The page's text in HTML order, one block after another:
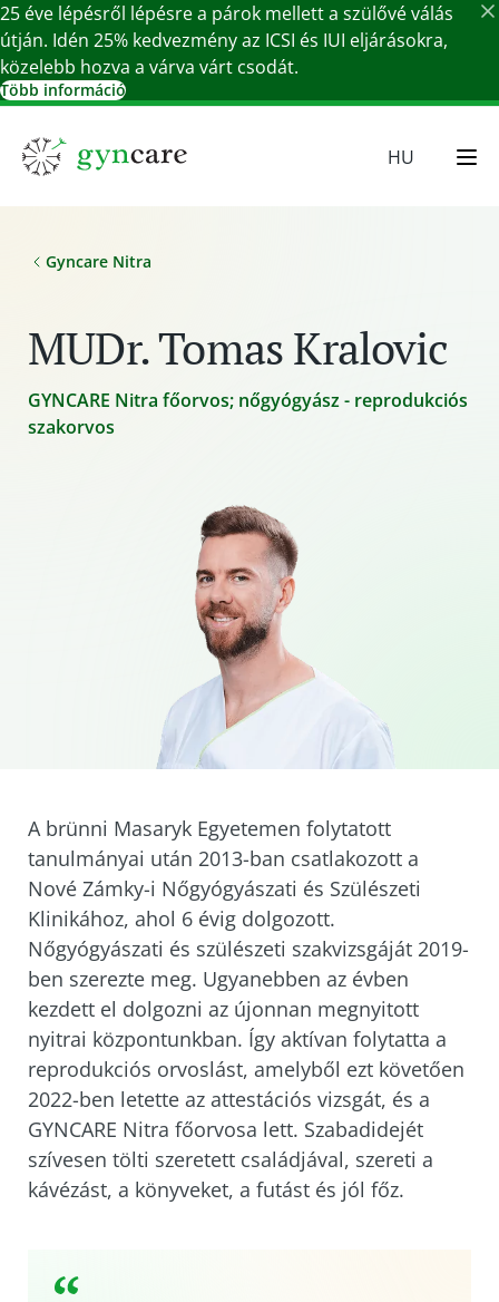
25 éve lépésről lépésre a párok mellett a szülővé válás
útján. Idén 25% kedvezmény az ICSI és IUI eljárásokra,
közelebb hozva a várva várt csodát.
Több információ
HU
Gyncare Nitra
MUDr. Tomas Kralovic
GYNCARE Nitra főorvos; nőgyógyász - reprodukciós
szakorvos
A brünni Masaryk Egyetemen folytatott
tanulmányai után 2013-ban csatlakozott a
Nové Zámky-i Nőgyógyászati és Szülészeti
Klinikához, ahol 6 évig dolgozott.
Nőgyógyászati és szülészeti szakvizsgáját 2019-
ben szerezte meg. Ugyanebben az évben
kezdett el dolgozni az újonnan megnyitott
nyitrai központunkban. Így aktívan folytatta a
reprodukciós orvoslást, amelyből ezt követően
2022-ben letette az attestációs vizsgát, és a
GYNCARE Nitra főorvosa lett. Szabadidejét
szívesen tölti szeretett családjával, szereti a
kávézást, a könyveket, a futást és jól főz.